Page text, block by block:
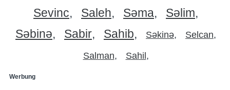
Sevinc
Saleh Səma
Səlim
Səbinə
Sabir Sahib Səkinə Selcan
Salman Sahil
Werbung